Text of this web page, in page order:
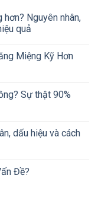
Nguyên nhân,
quả
Miệng Kỹ Hơn
Sự thật 90%
dấu hiệu và cách
Đề?